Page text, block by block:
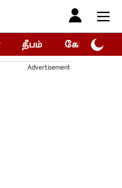
தீபம் கோகுலம்/
Advertisement